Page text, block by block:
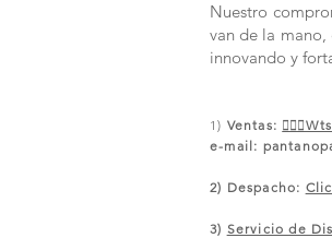
Nuestro
van de la
innovando y
1) Ventas:
e-mail:
2) Despacho:
3) Servicio de